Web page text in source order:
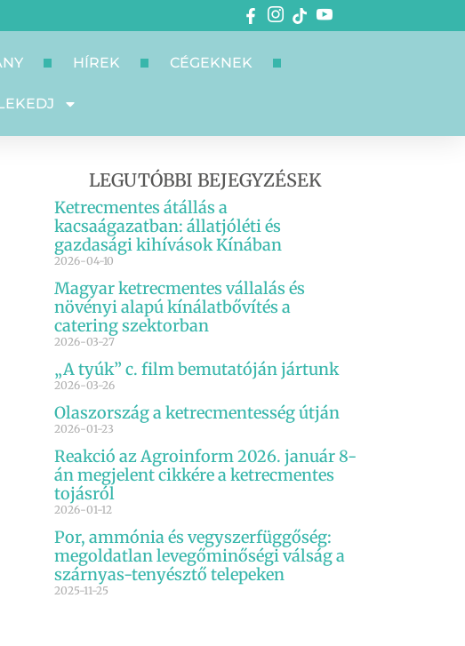
HÍREK CÉGEKNEK
LEGUTÓBBI BEJEGYZÉSEK
Ketrecmentes átállás a
kacsaágazatban: állatjóléti és
gazdasági kihívások Kínában
2026-04-10
Magyar ketrecmentes vállalás és
növényi alapú kínálatbővítés a
catering szektorban
2026-03-27
„A tyúk” c. film bemutatóján jártunk
2026-03-26
Olaszország a ketrecmentesség útján
2026-01-23
Reakció az Agroinform 2026. január 8-
án megjelent cikkére a ketrecmentes
tojásról
2026-01-12
Por, ammónia és vegyszerfüggőség:
megoldatlan levegőminőségi válság a
szárnyas-tenyésztő telepeken
2025-11-25